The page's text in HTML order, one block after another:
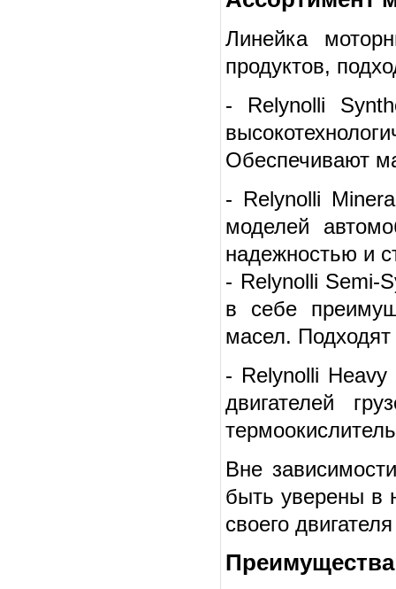
Линейка
продуктов,
- Relynolli
Обеспечивают
- Relynolli
моделей
надежностью и
- Relynolli Semi-
в себе
масел. Подходят
- Relynolli
двигателей
Вне
быть уверены в
своего